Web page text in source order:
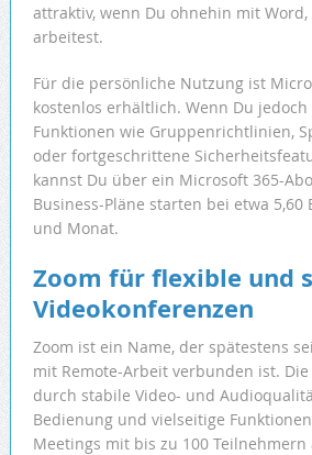
attraktiv, wenn Du ohnehin mit Word,
arbeitest.
Für die persönliche Nutzung ist
kostenlos erhältlich. Wenn Du
Funktionen wie Gruppenrichtlinien,
oder fortgeschrittene
kannst Du über ein Microsoft 365-
Business-Pläne starten bei etwa 5,60
und Monat.
Zoom für flexible und
Videokonferenzen
Zoom ist ein Name, der spätestens
mit Remote-Arbeit verbunden ist.
durch stabile Video- und
Bedienung und vielseitige
Meetings mit bis zu 100